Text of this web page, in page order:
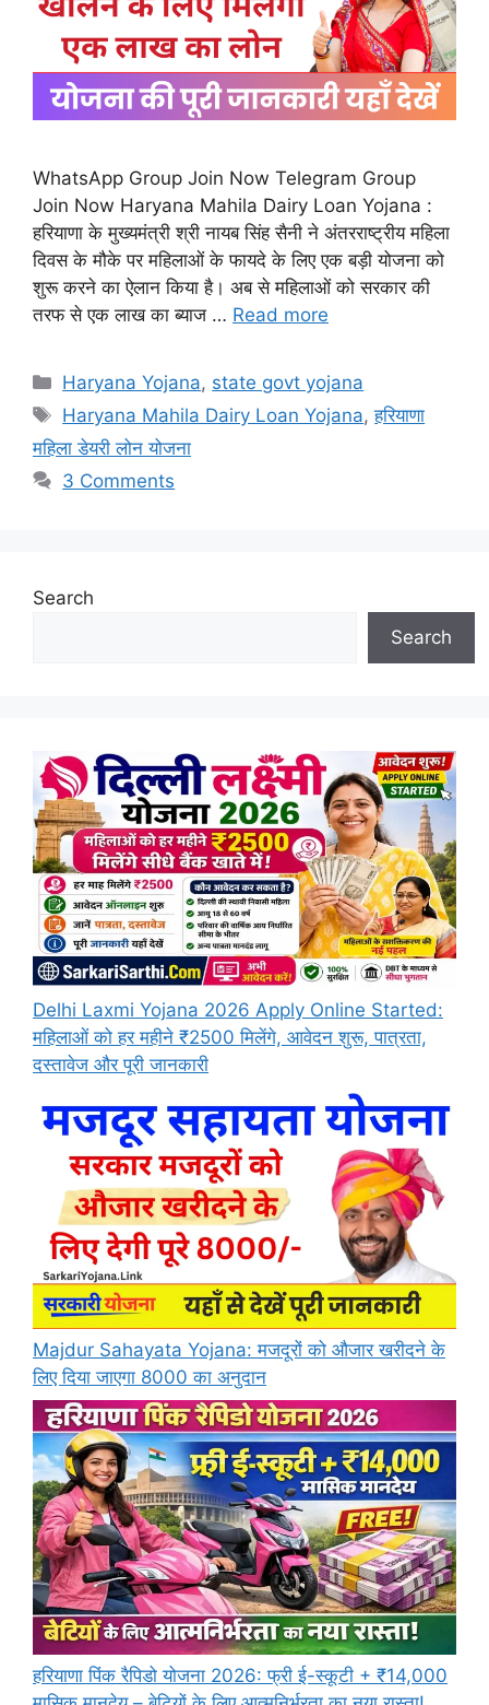
WhatsApp Group Join Now Telegram Group
Join Now Haryana Mahila Dairy Loan Yojana :
हरियाणा के मुख्यमंत्री श्री नायब सिंह सैनी ने अंतरराष्ट्रीय महिला
दिवस के मौके पर महिलाओं के फायदे के लिए एक बड़ी योजना को
शुरू करने का ऐलान किया है। अब से महिलाओं को सरकार की
तरफ से एक लाख का ब्याज … Read more
Categories
Haryana Yojana, state govt yojana
Tags
Haryana Mahila Dairy Loan Yojana,हरियाणा
महिला डेयरी लोन योजना
3 Comments
Search
Search
Delhi Laxmi Yojana 2026 Apply Online Started:
महिलाओं को हर महीने ₹2500 मिलेंगे, आवेदन शुरू, पात्रता,
दस्तावेज और पूरी जानकारी
Majdur Sahayata Yojana: मजदूरों को औजार खरीदने के
लिए दिया जाएगा 8000 का अनुदान
हरियाणा पिंक रैपिडो योजना 2026: फ्री ई-स्कूटी + ₹14,000